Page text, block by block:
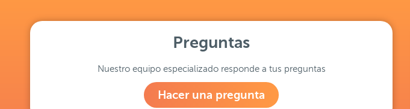
Preguntas
Nuestro equipo especializado responde a tus preguntas
Hacer una pregunta